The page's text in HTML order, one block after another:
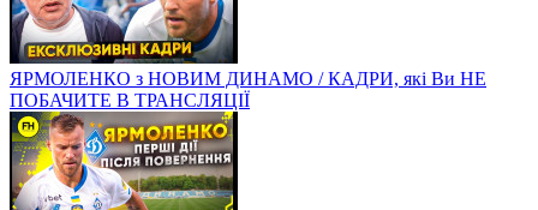
ЯРМОЛЕНКО з НОВИМ ДИНАМО / КАДРИ, які Ви НЕ
ПОБАЧИТЕ В ТРАНСЛЯЦІЇ